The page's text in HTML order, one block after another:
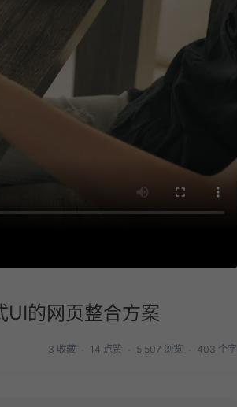
UI的网页整合方案
3 收藏 14 点赞 5,507 浏览 403 个字